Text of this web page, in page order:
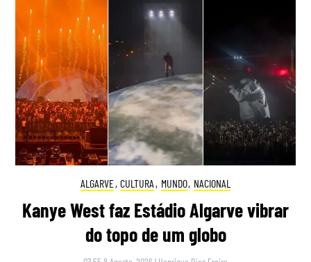
ALGARVE, CULTURA , MUNDO, NACIONAL
Kanye West faz Estádio Algarve vibrar
do topo de um globo